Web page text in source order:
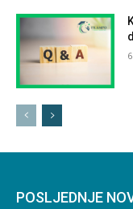
POSLJEDNJE